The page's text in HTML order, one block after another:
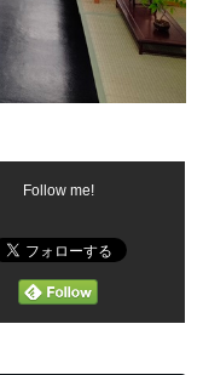
Follow me!